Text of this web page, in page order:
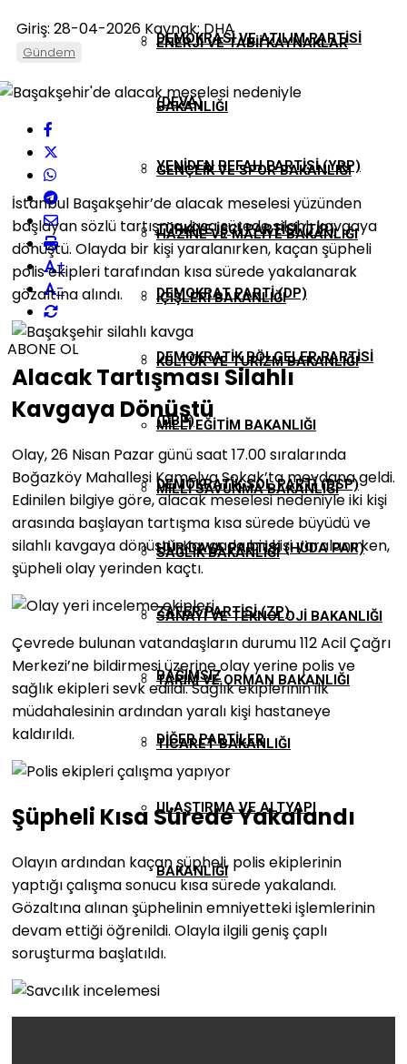
DEMOKRASI VE ATILIM PARTISI
(DEVA)
YENIDEN REFAH PARTISI (YRP)
TÜRKIYE İŞÇI PARTISI (TİP)
DEMOKRAT PARTI (DP)
DEMOKRATIK BÖLGELER PARTISI
(DBP)
DEMOKRATIK SOL PARTI (DSP)
HÜR DAVA PARTISI (HÜDA PAR)
ZAFER PARTISI (ZP)
BAĞIMSIZ
DIĞER PARTILER
ENERJI VE TABII KAYNAKLAR
BAKANLIĞI
GENÇLIK VE SPOR BAKANLIĞI
HAZINE VE MALIYE BAKANLIĞI
İÇIŞLERI BAKANLIĞI
KÜLTÜR VE TURIZM BAKANLIĞI
MILLI EĞITIM BAKANLIĞI
MILLI SAVUNMA BAKANLIĞI
SAĞLIK BAKANLIĞI
SANAYI VE TEKNOLOJI BAKANLIĞI
TARIM VE ORMAN BAKANLIĞI
TICARET BAKANLIĞI
ULAŞTIRMA VE ALTYAPI
BAKANLIĞI
Giriş: 28-04-2026 Kaynak: DHA
Gündem
+
-
ABONE OL
İstanbul Başakşehir’de alacak meselesi yüzünden
başlayan sözlü tartışma, kısa sürede silahlı kavgaya
dönüştü. Olayda bir kişi yaralanırken, kaçan şüpheli
polis ekipleri tarafından kısa sürede yakalanarak
gözaltına alındı.
Alacak Tartışması Silahlı
Kavgaya Dönüştü
Olay, 26 Nisan Pazar günü saat 17.00 sıralarında
Boğazköy Mahallesi Kamelya Sokak’ta meydana geldi.
Edinilen bilgiye göre, alacak meselesi nedeniyle iki kişi
arasında başlayan tartışma kısa sürede büyüdü ve
silahlı kavgaya dönüştü. Kavgada bir kişi yaralanırken,
şüpheli olay yerinden kaçtı.
Çevrede bulunan vatandaşların durumu 112 Acil Çağrı
Merkezi’ne bildirmesi üzerine olay yerine polis ve
sağlık ekipleri sevk edildi. Sağlık ekiplerinin ilk
müdahalesinin ardından yaralı kişi hastaneye
kaldırıldı.
Şüpheli Kısa Sürede Yakalandı
Olayın ardından kaçan şüpheli, polis ekiplerinin
yaptığı çalışma sonucu kısa sürede yakalandı.
Gözaltına alınan şüphelinin emniyetteki işlemlerinin
devam ettiği öğrenildi. Olayla ilgili geniş çaplı
soruşturma başlatıldı.